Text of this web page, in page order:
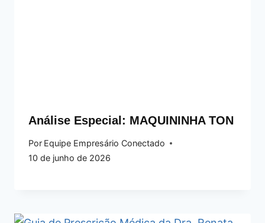
Análise Especial: MAQUININHA TON
Por Equipe Empresário Conectado
10 de junho de 2026